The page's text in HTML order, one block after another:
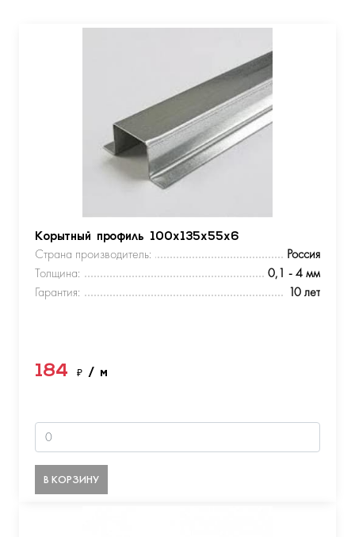
Корытный профиль 100х135х55х6
Страна производитель:
Россия
Толщина:
0,1 - 4 мм
Гарантия:
10 лет
184 ₽ / м
В КОРЗИНУ